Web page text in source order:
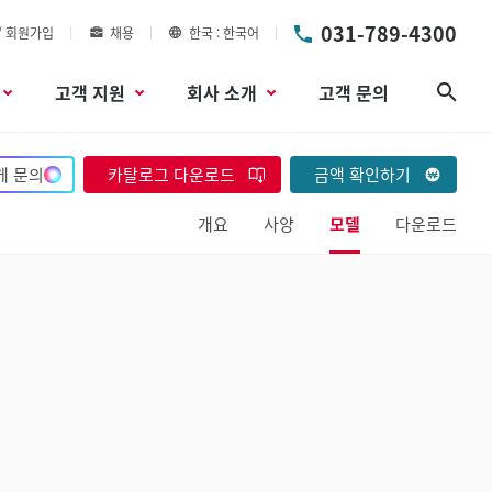
회원가입 채용 한국 한국어 031-789-4300
고객 지원 회사 소개 고객 문의
문의 카탈로그 다운로드 금액 확인하기
개요 사양 모델 다운로드